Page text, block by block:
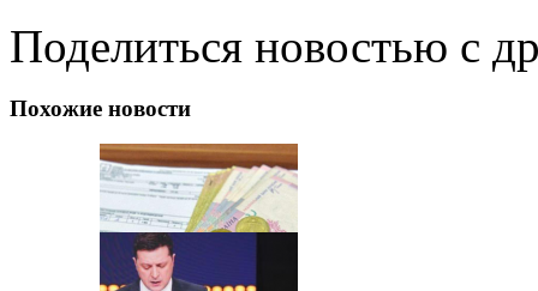
Поделиться новостью с
Похожие новости